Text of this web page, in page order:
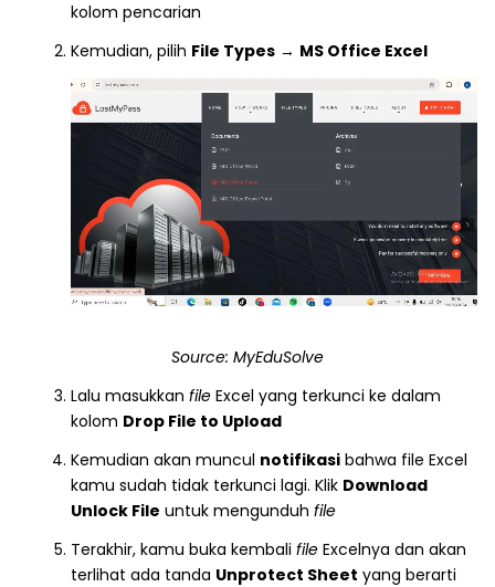
kolom pencarian
Kemudian, pilih File Types → MS Office Excel
Source: MyEduSolve
Lalu masukkan file Excel yang terkunci ke dalam
kolom Drop File to Upload
Kemudian akan muncul notifikasi bahwa file Excel
kamu sudah tidak terkunci lagi. Klik Download
Unlock File untuk mengunduh file
Terakhir, kamu buka kembali file Excelnya dan akan
terlihat ada tanda Unprotect Sheet yang berarti